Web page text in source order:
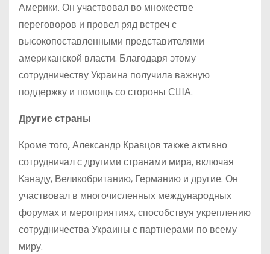
Америки. Он участвовал во множестве
переговоров и провел ряд встреч с
высокопоставленными представителями
американской власти. Благодаря этому
сотрудничеству Украина получила важную
поддержку и помощь со стороны США.
Другие страны
Кроме того, Александр Кравцов также активно
сотрудничал с другими странами мира, включая
Канаду, Великобританию, Германию и другие. Он
участвовал в многочисленных международных
форумах и мероприятиях, способствуя укреплению
сотрудничества Украины с партнерами по всему
миру.